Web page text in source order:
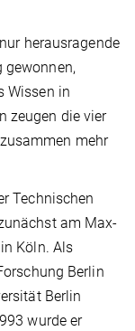
herausragende
gewonnen,
Wissen in
zeugen die vier
mehr
Technischen
am Max-
Köln. Als
Berlin
Berlin
wurde er